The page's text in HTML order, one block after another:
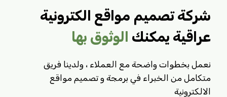
شركة تصميم مواقع الكترونية
عراقية يمكنك الوثوق بها
نعمل بخطوات واضحة مع العملاء ، ولدينا فريق
متكامل من الخبراء في برمجة و تصميم مواقع
الالكترونية